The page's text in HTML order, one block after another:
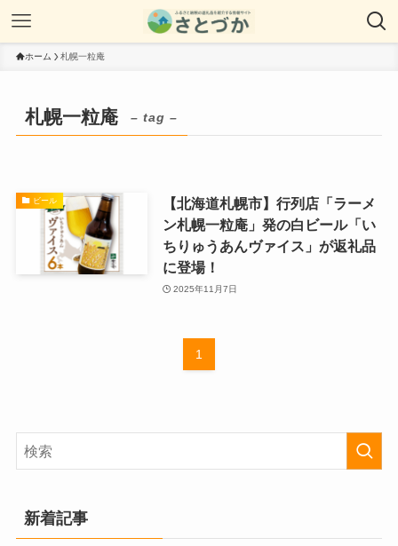
ホーム 札幌一粒庵
札幌一粒庵 – tag –
ビール
【北海道札幌市】行列店「ラーメ
ン札幌一粒庵」発の白ビール「い
ちりゅうあんヴァイス」が返礼品
に登場！
2025年11月7日
1
新着記事